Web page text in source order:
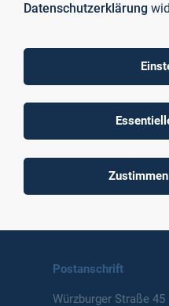
Technische
Aschaffenburg
Postanschrift
Würzburger Straße 45
Datenschutzerklärung